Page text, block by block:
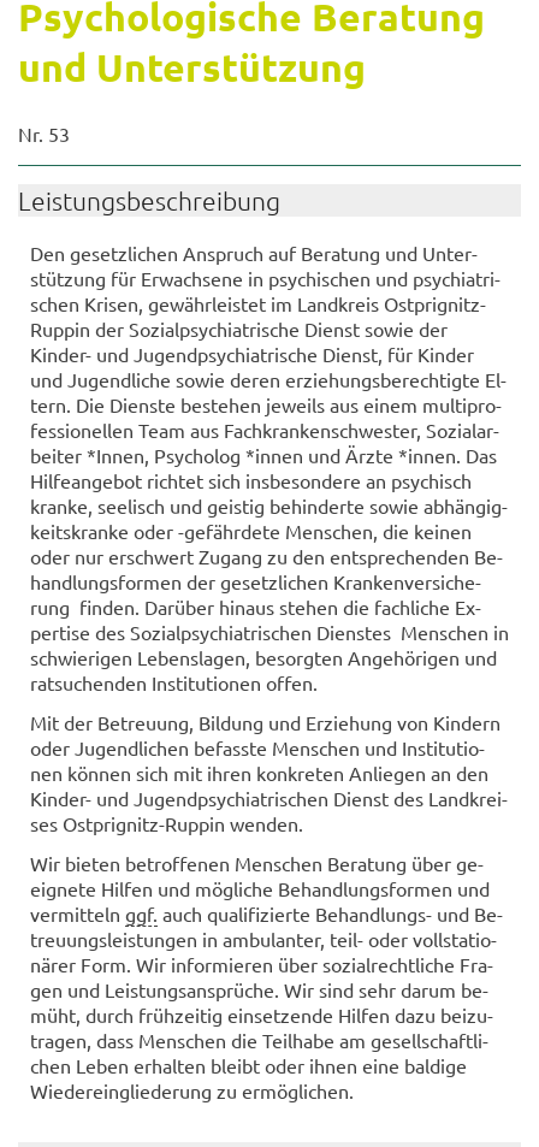
Psy­cho­lo­gi­sche Be­ra­tung
und Un­ter­stüt­zung
Nr. 53
Leis­tungs­be­schrei­bung
Den ge­setz­li­chen An­spruch auf Be­ra­tung und Un­ter­
stüt­zung für Er­wach­se­ne in psy­chi­schen und psych­ia­tri­
schen Kri­sen, ge­währ­leis­tet im Land­kreis Ostprignitz-​
Ruppin der So­zi­al­psych­ia­tri­sche Dienst sowie der
Kinder-​ und Ju­gend­psych­ia­tri­sche Dienst, für Kin­der
und Ju­gend­li­che sowie deren er­zie­hungs­be­rech­tig­te El­
tern. Die Diens­te be­stehen je­weils aus einem mul­ti­pro­
fes­sio­nel­len Team aus Fach­kran­ken­schwes­ter, So­zi­al­ar­
bei­ter *Innen, Psy­cho­log *innen und Ärzte *innen. Das
Hil­fe­an­ge­bot rich­tet sich ins­be­son­de­re an psy­chisch
kran­ke, see­lisch und geis­tig be­hin­der­te sowie ab­hän­gig­
keits­kran­ke oder -​gefährdete Men­schen, die kei­nen
oder nur er­schwert Zu­gang zu den ent­spre­chen­den Be­
hand­lungs­for­men der ge­setz­li­chen Kran­ken­ver­si­che­
rung fin­den. Dar­über hin­aus ste­hen die fach­li­che Ex­
per­ti­se des So­zi­al­psych­ia­tri­schen Diens­tes Men­schen in
schwie­ri­gen Le­bens­la­gen, be­sorg­ten An­ge­hö­ri­gen und
rat­su­chen­den In­sti­tu­tio­nen offen.
Mit der Be­treu­ung, Bil­dung und Er­zie­hung von Kin­dern
oder Ju­gend­li­chen be­fass­te Men­schen und In­sti­tu­tio­
nen kön­nen sich mit ihren kon­kre­ten An­lie­gen an den
Kinder-​ und Ju­gend­psych­ia­tri­schen Dienst des Land­krei­
ses Ostprignitz-​Ruppin wen­den.
Wir bie­ten be­trof­fe­nen Men­schen Be­ra­tung über ge­
eig­ne­te Hil­fen und mög­li­che Be­hand­lungs­for­men und
ver­mit­teln ggf. auch qua­li­fi­zier­te Behandlungs-​ und Be­
treu­ungs­leis­tun­gen in am­bu­lan­ter, teil- oder voll­sta­tio­
nä­rer Form. Wir in­for­mie­ren über so­zi­al­recht­li­che Fra­
gen und Leis­tungs­an­sprü­che. Wir sind sehr darum be­
müht, durch früh­zei­tig ein­set­zen­de Hil­fen dazu bei­zu­
tra­gen, dass Men­schen die Teil­ha­be am ge­sell­schaft­li­
chen Leben er­hal­ten bleibt oder ihnen eine bal­di­ge
Wie­der­ein­glie­de­rung zu er­mög­li­chen.